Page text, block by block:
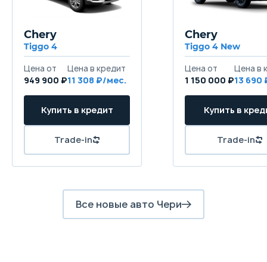
Chery
Tiggo 4
949 900 ₽11 308
Chery
Tiggo 4 New
1 150 000 ₽13 690
Все новые авто Чери